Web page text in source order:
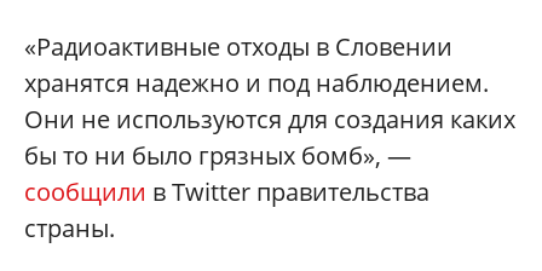
«Радиоактивные отходы в Словении
хранятся надежно и под наблюдением.
Они не используются для создания каких
бы то ни было грязных бомб», —
сообщили в Twitter правительства
страны.